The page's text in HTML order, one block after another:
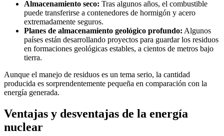
Almacenamiento seco: Tras algunos años, el combustible
puede transferirse a contenedores de hormigón y acero
extremadamente seguros.
Planes de almacenamiento geológico profundo: Algunos
países están desarrollando proyectos para guardar los residuos
en formaciones geológicas estables, a cientos de metros bajo
tierra.
Aunque el manejo de residuos es un tema serio, la cantidad
producida es sorprendentemente pequeña en comparación con la
energía generada.
Ventajas y desventajas de la energía
nuclear